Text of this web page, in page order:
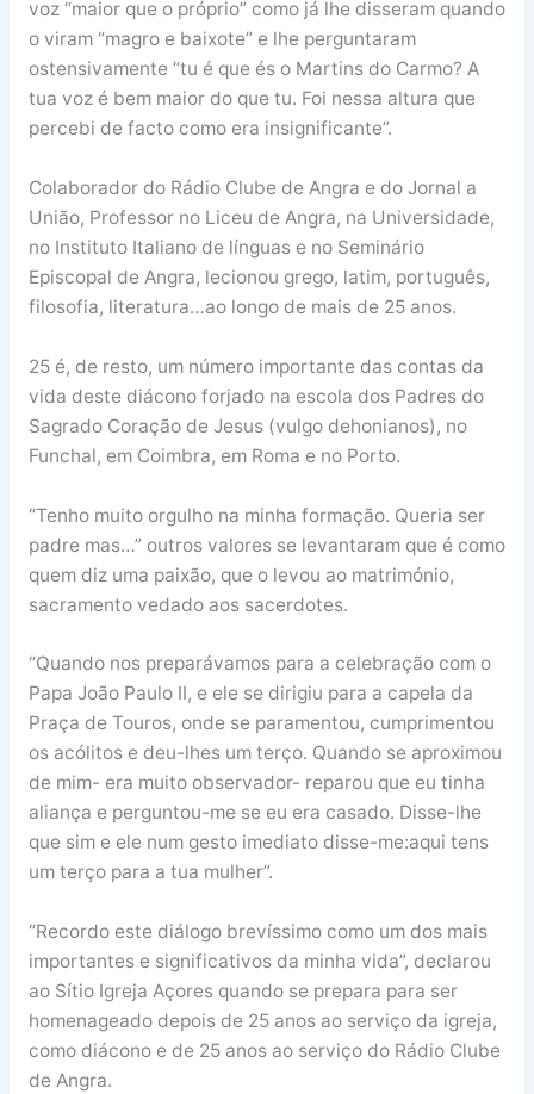
voz “maior que o próprio” como já lhe disseram quando
o viram “magro e baixote” e lhe perguntaram
ostensivamente “tu é que és o Martins do Carmo? A
tua voz é bem maior do que tu. Foi nessa altura que
percebi de facto como era insignificante”.
Colaborador do Rádio Clube de Angra e do Jornal a
União, Professor no Liceu de Angra, na Universidade,
no Instituto Italiano de línguas e no Seminário
Episcopal de Angra, lecionou grego, latim, português,
filosofia, literatura…ao longo de mais de 25 anos.
25 é, de resto, um número importante das contas da
vida deste diácono forjado na escola dos Padres do
Sagrado Coração de Jesus (vulgo dehonianos), no
Funchal, em Coimbra, em Roma e no Porto.
“Tenho muito orgulho na minha formação. Queria ser
padre mas…” outros valores se levantaram que é como
quem diz uma paixão, que o levou ao matrimónio,
sacramento vedado aos sacerdotes.
“Quando nos preparávamos para a celebração com o
Papa João Paulo II, e ele se dirigiu para a capela da
Praça de Touros, onde se paramentou, cumprimentou
os acólitos e deu-lhes um terço. Quando se aproximou
de mim- era muito observador- reparou que eu tinha
aliança e perguntou-me se eu era casado. Disse-lhe
que sim e ele num gesto imediato disse-me:aqui tens
um terço para a tua mulher”.
“Recordo este diálogo brevíssimo como um dos mais
importantes e significativos da minha vida”, declarou
ao Sítio Igreja Açores quando se prepara para ser
homenageado depois de 25 anos ao serviço da igreja,
como diácono e de 25 anos ao serviço do Rádio Clube
de Angra.